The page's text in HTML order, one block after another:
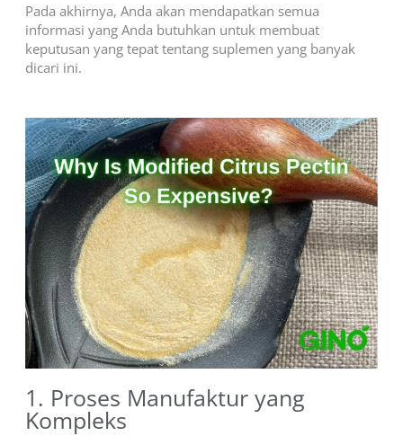
Pada akhirnya, Anda akan mendapatkan semua
informasi yang Anda butuhkan untuk membuat
keputusan yang tepat tentang suplemen yang banyak
dicari ini.
1. Proses Manufaktur yang
Kompleks